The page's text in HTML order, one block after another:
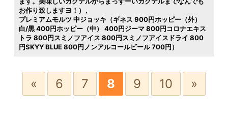
お作り致しますヨ！）
プレミアムモルツ 中ジョッキ（ギネス 900円ホッピー（外）
白/黒 400円ホッピー（中） 400円ジーマ 800円コロナエキス
トラ 800円スミノフアイス 800円スミノフアイスドライ 800
円SKYY BLUE 800円ノンアルコールビール 700円）
« 6 7 8 9 10 »